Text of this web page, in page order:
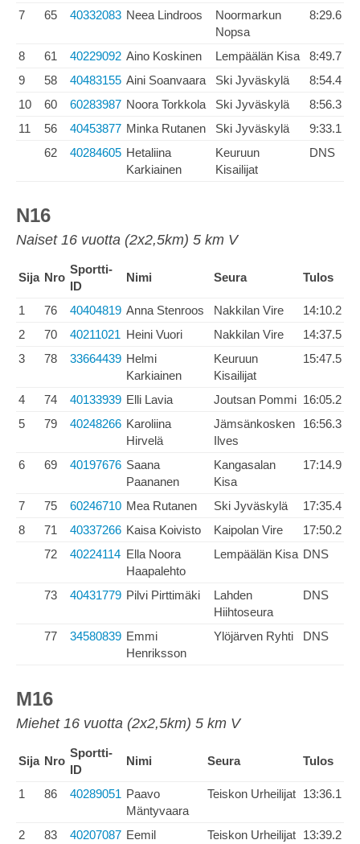
7 65 40332083 Neea Lindroos
Noormarkun
Nopsa
8:29.6
8 61 40229092 Aino Koskinen Lempäälän Kisa
8:49.7
9
58 40483155 Aini Soanvaara Ski Jyväskylä
8:54.4
10
60 60283987 Noora Torkkola Ski Jyväskylä
8:56.3
11
56 40453877 Minka Rutanen Ski Jyväskylä
9:33.1
62
40284605 Hetaliina
Karkiainen
Keuruun
Kisailijat
DNS
N16
Naiset 16 vuotta (2x2,5km) 5 km V
Sija Nro
Sportti-
ID
Nimi Seura Tulos
1 76 40404819 Anna Stenroos Nakkilan Vire
14:10.2
2
70 40211021 Heini Vuori Nakkilan Vire
14:37.5
3
78 33664439 Helmi
Karkiainen
Keuruun
Kisailijat
15:47.5
4 74 40133939 Elli Lavia Joutsan Pommi 16:05.2
5
79 40248266 Karoliina
Hirvelä
Jämsänkosken
Ilves
16:56.3
6 69 40197676 Saana
Paananen
Kangasalan
Kisa
17:14.9
7 75 60246710 Mea Rutanen Ski Jyväskylä
17:35.4
8
71 40337266 Kaisa Koivisto Kaipolan Vire
17:50.2
72
40224114 Ella Noora
Haapalehto
Lempäälän Kisa DNS
73 40431779 Pilvi Pirttimäki
Lahden
Hiihtoseura
DNS
77 34580839 Emmi
Henriksson
Ylöjärven Ryhti DNS
M16
Miehet 16 vuotta (2x2,5km) 5 km V
Sija Nro
Sportti-
ID
Nimi Seura Tulos
1 86 40289051 Paavo
Mäntyvaara
Teiskon Urheilijat 13:36.1
2 83 40207087 Eemil
Teiskon Urheilijat 13:39.2